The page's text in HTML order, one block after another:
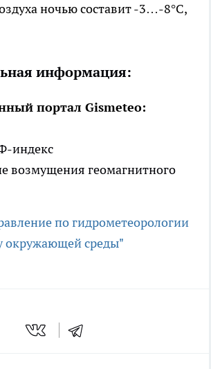
ночью составит -3…-8°С,
информация:
портал Gismeteo:
индекс
возмущения геомагнитного
по гидрометеорологии
окружающей среды"